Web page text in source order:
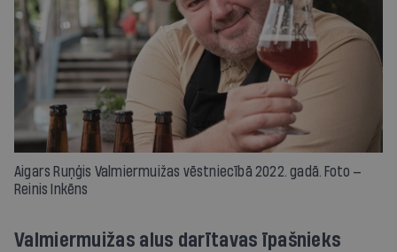
Aigars Ruņģis Valmiermuižas vēstniecībā 2022. gadā. Foto —
Reinis Inkēns
Valmiermuižas alus darītavas īpašnieks